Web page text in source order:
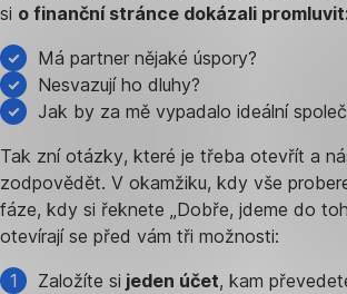
si o finanční stránce dokázali
Má partner nějaké úspory?
Nesvazují ho dluhy?
Jak by za mě vypadalo ideální
Tak zní otázky, které je třeba otevřít a
zodpovědět. V okamžiku, kdy vše
fáze, kdy si řeknete „Dobře, jdeme do
otevírají se před vám tři možnosti:
Založíte si jeden účet, kam